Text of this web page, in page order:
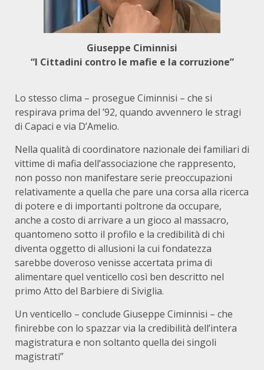
Giuseppe Ciminnisi
“I Cittadini contro le mafie e la corruzione”
Lo stesso clima – prosegue Ciminnisi – che si
respirava prima del ’92, quando avvennero le stragi
di Capaci e via D’Amelio.
Nella qualità di coordinatore nazionale dei familiari di
vittime di mafia dell’associazione che rappresento,
non posso non manifestare serie preoccupazioni
relativamente a quella che pare una corsa alla ricerca
di potere e di importanti poltrone da occupare,
anche a costo di arrivare a un gioco al massacro,
quantomeno sotto il profilo e la credibilità di chi
diventa oggetto di allusioni la cui fondatezza
sarebbe doveroso venisse accertata prima di
alimentare quel venticello così ben descritto nel
primo Atto del Barbiere di Siviglia.
Un venticello – conclude Giuseppe Ciminnisi – che
finirebbe con lo spazzar via la credibilità dell’intera
magistratura e non soltanto quella dei singoli
magistrati”